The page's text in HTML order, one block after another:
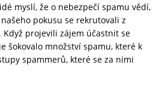
myslí, že o nebezpečí spamu vědí,
pokusu se rekrutovali z
Když projevili zájem účastnit se
šokovalo množství spamu, které k
spammerů, které se za nimi